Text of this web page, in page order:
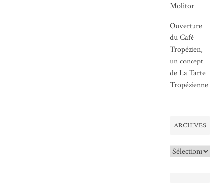
Molitor
Ouverture
du Café
Tropézien,
un concept
de La Tarte
Tropézienne
ARCHIVES
Archives